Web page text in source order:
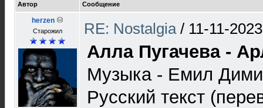
Автор Сообщение
herzen
Старожил RE: Nostalgia / 11-11-
Алла Пугачева -
Музыка - Емил
Русский текст